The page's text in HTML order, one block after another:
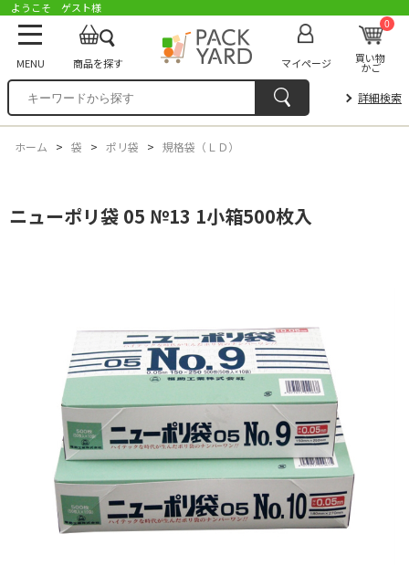
ようこそ ゲスト様
MENU 商品を探す マイページ
0
買い物
かご
詳細検索
ホーム > 袋 > ポリ袋 > 規格袋（ＬＤ）
ニューポリ袋 05 №13 1小箱500枚入